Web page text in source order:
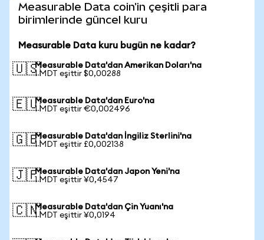
Measurable Data coin'in çeşitli para
birimlerinde güncel kuru
Measurable Data kuru bugün ne kadar?
🇺🇸Measurable Data'dan Amerikan Doları'na
1 MDT eşittir $0,00288
🇪🇺Measurable Data'dan Euro'na
1 MDT eşittir €0,002496
🇬🇧Measurable Data'dan İngiliz Sterlini'na
1 MDT eşittir £0,002138
🇯🇵Measurable Data'dan Japon Yeni'na
1 MDT eşittir ¥0,4547
🇨🇳Measurable Data'dan Çin Yuanı'na
1 MDT eşittir ¥0,0194